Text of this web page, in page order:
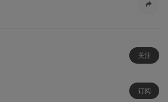
关注
订阅